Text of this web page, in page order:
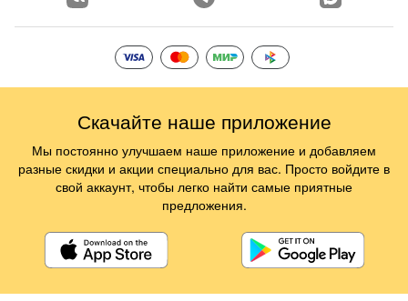
Скачайте наше приложение
Мы постоянно улучшаем наше приложение и добавляем
разные скидки и акции специально для вас. Просто войдите в
свой аккаунт, чтобы легко найти самые приятные
предложения.